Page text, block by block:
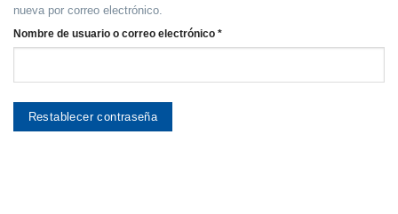
nueva por correo electrónico.
Nombre de usuario o correo electrónico *Obligatorio
Restablecer contraseña